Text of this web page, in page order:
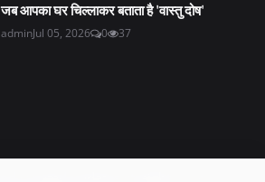
जब आपका घर चिल्लाकर बताता है 'वास्तु दोष'
adminJul 05, 2026 0 37